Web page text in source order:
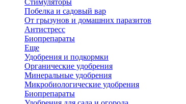
Стимуляторы
Побелка и садовый вар
От грызунов и домашних паразитов
Антистресс
Биопрепараты
Еще
Удобрения и подкормки
Органические удобрения
Минеральные удобрения
Микробиологические удобрения
Биопрепараты